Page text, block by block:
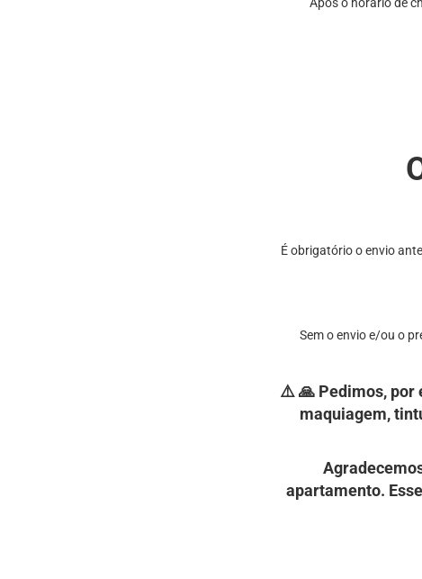
É obrigatório o envio
Sem o envio e/ou o
⚠️ 🙏 Pedimos, por
maquiagem,
apartamento.